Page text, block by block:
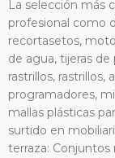
La selección más
profesional como
recortasetos,
de agua, tijeras de
rastrillos, rastrillos,
programadores,
mallas plásticas
surtido en
terraza: